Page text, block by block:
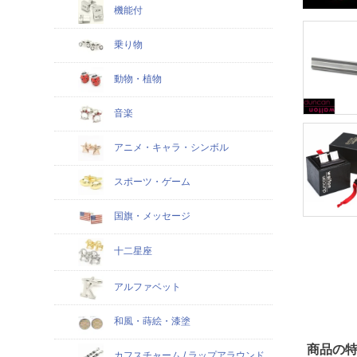
商品の
機能付
乗り物
動物・植物
音楽
アニメ・キャラ・シンボル
スポーツ・ゲーム
国旗・メッセージ
十二星座
アルファベット
和風・蒔絵・漆塗